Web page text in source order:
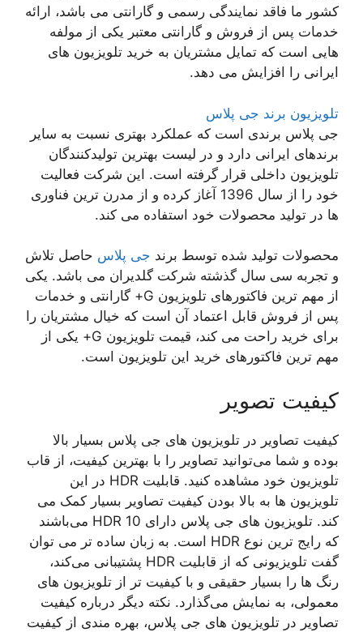
کشور ما فاقد نمایندگی رسمی و گارانتی می باشد، ارائه
خدمات پس از فروش و گارانتی معتبر یکی از مولفه
هایی است که تمایل مشتریان به خرید تلویزیون های
ایرانی را افزایش می دهد.
تلویزیون برند جی پلاس
جی پلاس برندی است که عملکرد بهتری نسبت به سایر
برندهای ایرانی دارد و در لیست بهترین تولیدکنندگان
تلویزیون داخلی قرار گرفته است. این شرکت فعالیت
خود را از سال 1396 آغاز کرده و از مدرن ترین فناوری
ها در تولید محصولات خود استفاده می کند.
محصولات تولید شده توسط برند جی پلاس حاصل تلاش
و تجربه سی سال گذشته شرکت گلدیران می باشد. یکی
از مهم ترین فاکتورهای تلویزیون G+ گارانتی و خدمات
پس از فروش قابل اعتماد آن است که خیال مشتریان را
برای خرید راحت می کند، قیمت تلویزیون G+ یکی از
مهم ترین فاکتورهای خرید این تلویزیون است.
کیفیت تصویر
کیفیت تصاویر در تلویزیون های جی پلاس بسیار بالا
بوده و شما می‌توانید تصاویر را با بهترین کیفیت، از قاب
تلویزیون خود مشاهده کنید. قابلیت HDR در این
تلویزیون ها به بالا بودن کیفیت تصاویر بسیار کمک می
کند. تلویزیون های جی پلاس دارای HDR 10 می‌باشند
که رایج ترین نوع HDR است. به زبان ساده تر می توان
گفت تلویزیونی که از قابلیت HDR پشتیبانی می‌کند،
رنگ ها را بسیار حقیقی و با کیفیت تر از تلویزیون های
معمولی، به نمایش می‌گذارد. نکته دیگر درباره کیفیت
تصاویر در تلویزیون های جی پلاس، بهره مندی از کیفیت